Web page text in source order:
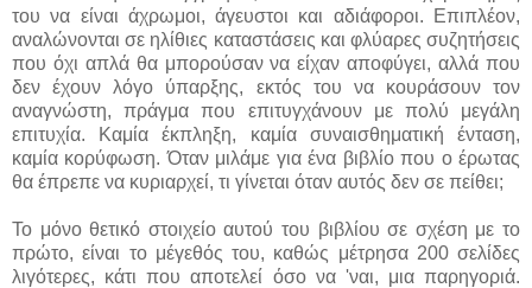
του να είναι άχρωμοι, άγευστοι και αδιάφοροι. Επιπλέον,
αναλώνονται σε ηλίθιες καταστάσεις και φλύαρες συζητήσεις
που όχι απλά θα μπορούσαν να είχαν αποφύγει, αλλά που
δεν έχουν λόγο ύπαρξης, εκτός του να κουράσουν τον
αναγνώστη, πράγμα που επιτυγχάνουν με πολύ μεγάλη
επιτυχία. Καμία έκπληξη, καμία συναισθηματική ένταση,
καμία κορύφωση. Όταν μιλάμε για ένα βιβλίο που ο έρωτας
θα έπρεπε να κυριαρχεί, τι γίνεται όταν αυτός δεν σε πείθει;
Το μόνο θετικό στοιχείο αυτού του βιβλίου σε σχέση με το
πρώτο, είναι το μέγεθός του, καθώς μέτρησα 200 σελίδες
λιγότερες, κάτι που αποτελεί όσο να 'ναι, μια παρηγοριά.